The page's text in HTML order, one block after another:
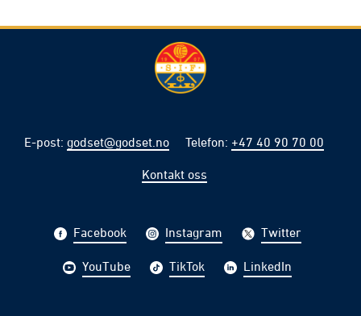
E-post: godset@godset.no Telefon: +47 40 90 70 00
Kontakt oss
Facebook Instagram Twitter
YouTube TikTok LinkedIn